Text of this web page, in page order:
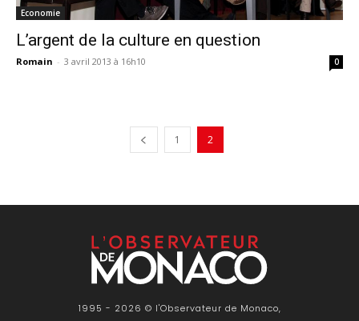
Economie
L’argent de la culture en question
Romain - 3 avril 2013 à 16h10 0
1 2
1995 - 2026 © l'Observateur de Monaco,